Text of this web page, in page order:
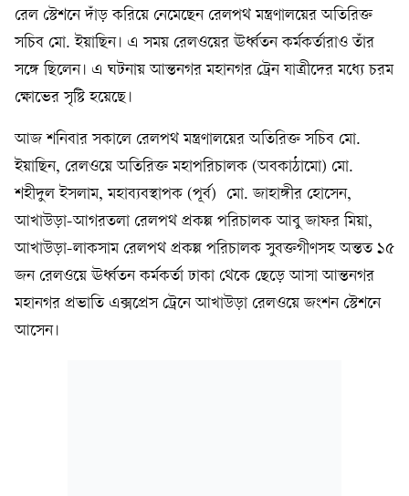
রেল স্টেশনে দাঁড় করিয়ে নেমেছেন রেলপথ মন্ত্রণালয়ের অতিরিক্ত
সচিব মো. ইয়াছিন। এ সময় রেলওয়ের ঊর্ধ্বতন কর্মকর্তারাও তাঁর
সঙ্গে ছিলেন। এ ঘটনায় আন্তনগর মহানগর ট্রেন যাত্রীদের মধ্যে চরম
ক্ষোভের সৃষ্টি হয়েছে।
আজ শনিবার সকালে রেলপথ মন্ত্রণালয়ের অতিরিক্ত সচিব মো.
ইয়াছিন, রেলওয়ে অতিরিক্ত মহাপরিচালক (অবকাঠামো) মো.
শহীদুল ইসলাম, মহাব্যবস্থাপক (পূর্ব) মো. জাহাঙ্গীর হোসেন,
আখাউড়া-আগরতলা রেলপথ প্রকল্প পরিচালক আবু জাফর মিয়া,
আখাউড়া-লাকসাম রেলপথ প্রকল্প পরিচালক সুবক্তগীণসহ অন্তত ১৫
জন রেলওয়ে ঊর্ধ্বতন কর্মকর্তা ঢাকা থেকে ছেড়ে আসা আন্তনগর
মহানগর প্রভাতি এক্সপ্রেস ট্রেনে আখাউড়া রেলওয়ে জংশন স্টেশনে
আসেন।